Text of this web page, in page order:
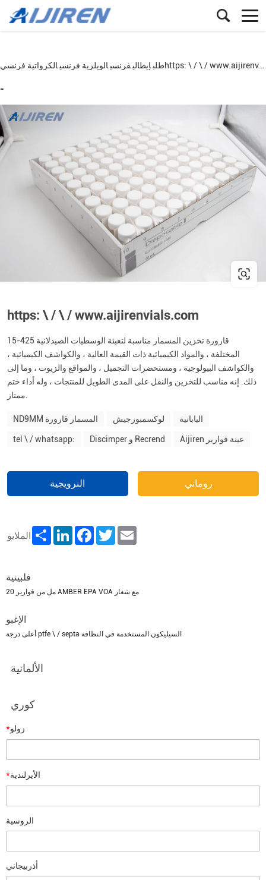
طلبإيطاليفرنسيالويلزية فرنسيالكرواتية فرنسي https: \ / \ / www.aijirenvials.com
=
https: \ / \ / www.aijirenvials.com
15-425 قارورة تخزين المسمار مناسبة لتعبئة الوسطيات الصيدلانية
المختلفة ، والمواد الكيميائية ذات القيمة العالية ، والكواشف الكيميائية ،
والكواشف البيولوجية ، ومستحضرات التجميل ، والمواقع والزيوت ، وما إلى
ذلك. إنه مناسب للتخزين والنقل على المدى الطويل للمنتجات ، وله أداء ختم
ND9MM المسمار قارورة لوكسمبورجيش اليابانية
tel \ / whatsapp: Discimper و Recrend Aijiren عينة قوارير
النرويجية روماني
الملايو Share LinkedInFacebookTwitter
فلبينية
20 مل من قوارير AMBER EPA VOA مع شعار
الإغبو
أعلى درجة ptfe \ / septa السيليكون المستخدمة في النظافة
الألمانية
كوري
*زولو
*الأيرلندية
الروسية
أذربيجاني